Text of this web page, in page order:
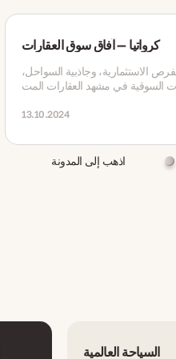
كرواتيا — آفاق سوق العقارات
الاستثمارية، وجاذبية السواحل،
السوقية في مشهد العقارات المت
13.10.2024
اذهب إلى المدونة
السياحة العالمية